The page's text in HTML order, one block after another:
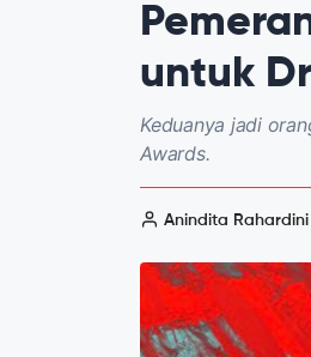
untuk
Keduanya jadi
Awards.
Anindita Rahardini